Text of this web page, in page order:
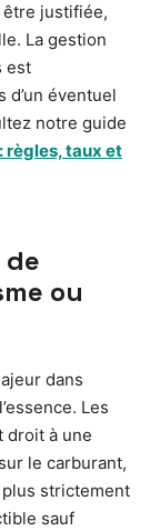
être justifiée,
La gestion
est
éventuel
notre guide
règles, taux et
ou
dans
Les
droit à une
le carburant,
strictement
sauf